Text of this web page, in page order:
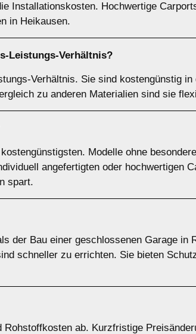
Installationskosten. Hochwertige
in Heikausen.
Leistungs-Verhältnis?
Verhältnis. Sie sind kostengünstig in
zu anderen Materialien sind sie
Modelle ohne
angefertigten oder hochwertigen
spart.
der Bau einer geschlossenen Garage in
schneller zu errichten. Sie bieten
ab. Kurzfristige